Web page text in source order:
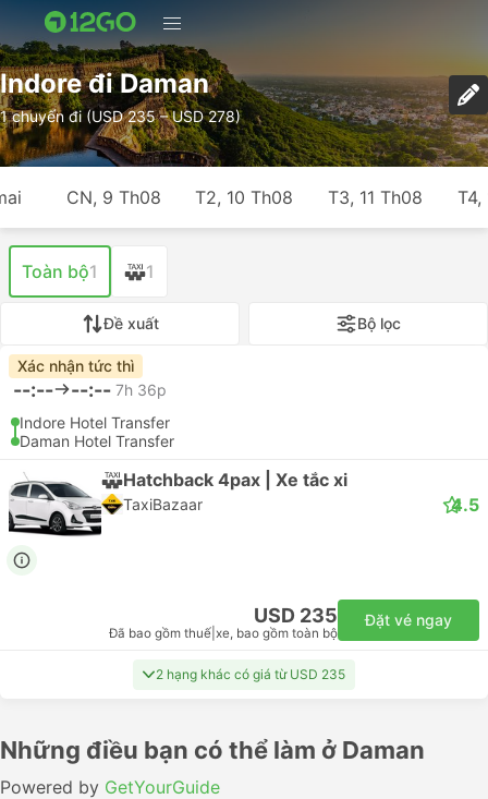
Indore đi Daman
1 chuyến đi (USD 235 – USD 278)
CN, 9 Th08 T2, 10 Th08 T3, 11 Th08 T4,
Toàn bộ1 1
Đề xuất Bộ lọc
Xác nhận tức thì
--:-- --:-- 7h 36p
Indore Hotel Transfer
Daman Hotel Transfer
Hatchback 4pax | Xe tắc xi
TaxiBazaar 4.5
USD 235
Đã bao gồm thuế xe, bao gồm toàn bộ
Đặt vé ngay
2 hạng khác có giá từ USD 235
Những điều bạn có thể làm ở Daman
Powered by GetYourGuide